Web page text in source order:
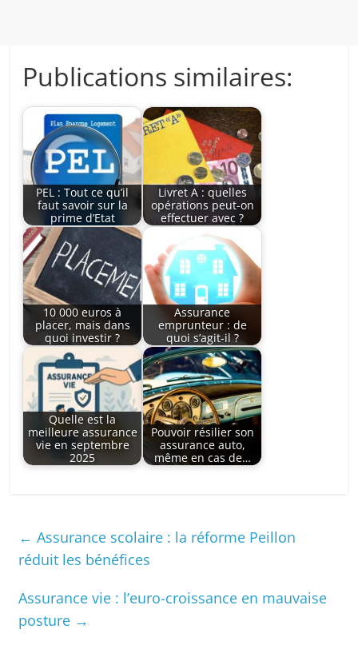
Publications similaires:
PEL : Tout ce qu’il
faut savoir sur la
prime d’Etat
Livret A : quelles
opérations peut-on
effectuer avec ?
10 000 euros à
placer, mais dans
quoi investir ?
Assurance
emprunteur : de
quoi s’agit-il ?
Quelle est la
meilleure assurance
vie en septembre
2025
Pouvoir résilier son
assurance auto,
même en cas de…
← Assurance scolaire : la réforme Peillon
réduit les bénéfices
Assurance vie : l’euro-croissance en mauvaise
posture →